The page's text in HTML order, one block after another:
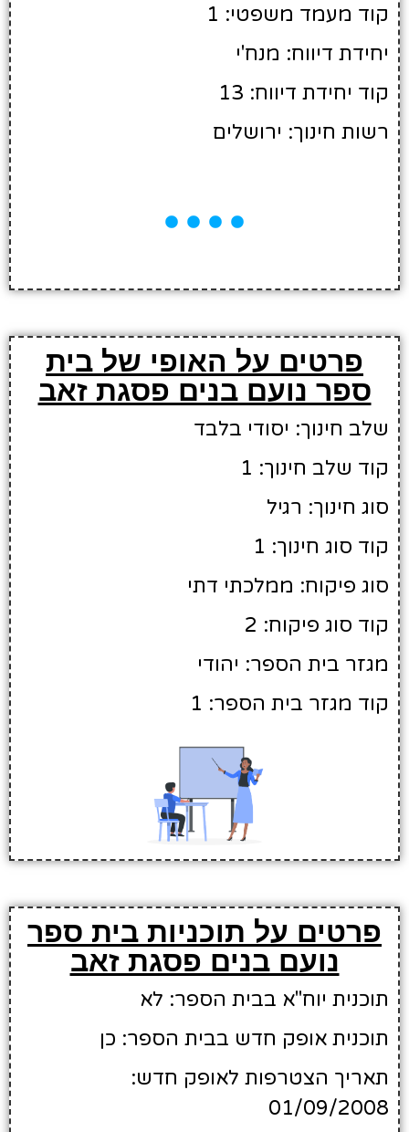
קוד מעמד משפטי: 1
יחידת דיווח: מנח'י
קוד יחידת דיווח: 13
רשות חינוך: ירושלים
פרטים על האופי של בית
ספר נועם בנים פסגת זאב
שלב חינוך: יסודי בלבד
קוד שלב חינוך: 1
סוג חינוך: רגיל
קוד סוג חינוך: 1
סוג פיקוח: ממלכתי דתי
קוד סוג פיקוח: 2
מגזר בית הספר: יהודי
קוד מגזר בית הספר: 1
פרטים על תוכניות בית ספר
נועם בנים פסגת זאב
תוכנית יוח"א בבית הספר: לא
תוכנית אופק חדש בבית הספר: כן
תאריך הצטרפות לאופק חדש:
01/09/2008